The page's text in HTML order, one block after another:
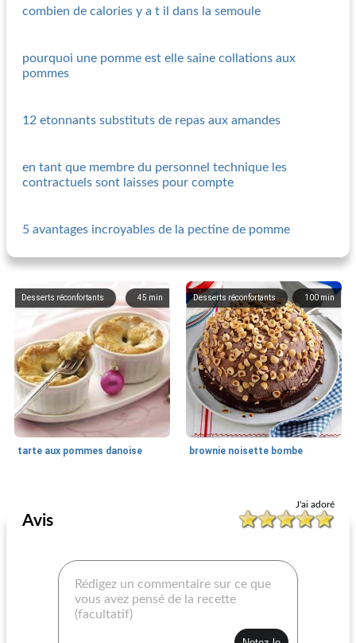
combien de calories y a t il dans la semoule
pourquoi une pomme est elle saine collations aux
pommes
12 etonnants substituts de repas aux amandes
en tant que membre du personnel technique les
contractuels sont laisses pour compte
5 avantages incroyables de la pectine de pomme
45 min
Desserts réconfortants
tarte aux pommes danoise
100min
Desserts réconfortants
brownie noisette bombe
J'ai adoré
Avis